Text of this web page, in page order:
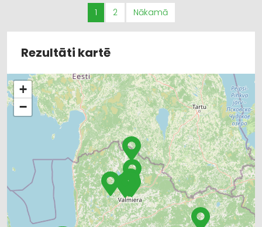
LABIEKĀRTOŠANA, APZAĻUMOŠANA
GALDNIEKU DARBI
CEĻU UN TILTU BŪVE, UZTURĒŠANA
ELEKTROMONTĀŽA, ELEKTROINSTALĀCIJA
BŪVMATERIĀLU, BŪVKONSTRUKCIJU RAŽOŠANA
1 2 Nākamā
Rezultāti kartē
+
−